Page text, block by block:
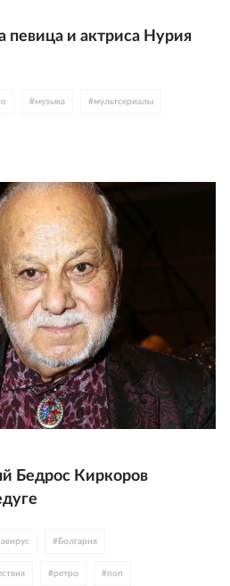
и актриса Нурия
#музыка #мультсериалы
Бедрос Киркоров
# Болгария
#ретро #поп